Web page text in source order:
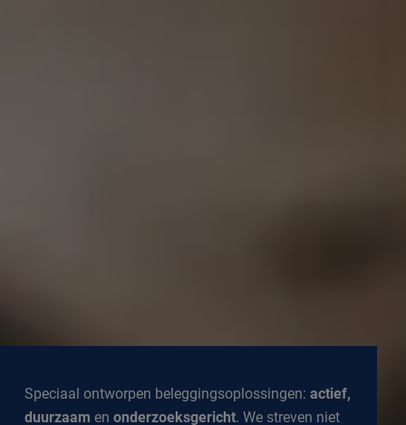
Speciaal ontworpen beleggingsoplossingen: actief,
duurzaam en onderzoeksgericht. We streven niet